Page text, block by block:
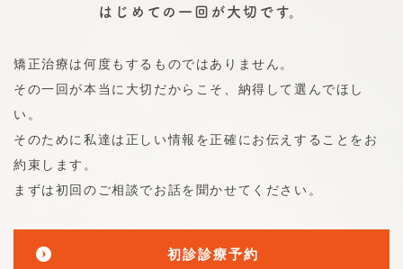
り
はじめての一回が大切です。
矯正治療は何度もするものではありません。
その一回が本当に大切だからこそ、納得して選んでほし
い。
そのために私達は正しい情報を正確にお伝えすることをお
約束します。
まずは初回のご相談でお話を聞かせてください。
初診診療予約